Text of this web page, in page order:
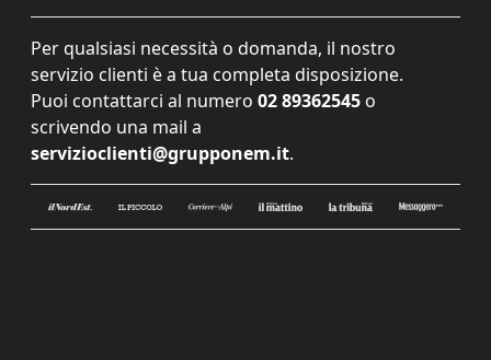
Per qualsiasi necessità o domanda, il nostro
servizio clienti è a tua completa disposizione.
Puoi contattarci al numero 02 89362545 o
scrivendo una mail a
servizioclienti@grupponem.it.